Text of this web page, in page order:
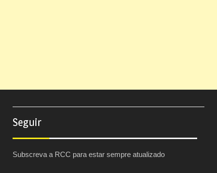
Seguir
Subscreva a RCC para estar sempre atualizado